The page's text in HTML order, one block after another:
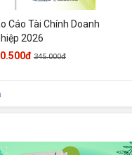
Cáo Tài Chính Doanh
2026
345.000đ